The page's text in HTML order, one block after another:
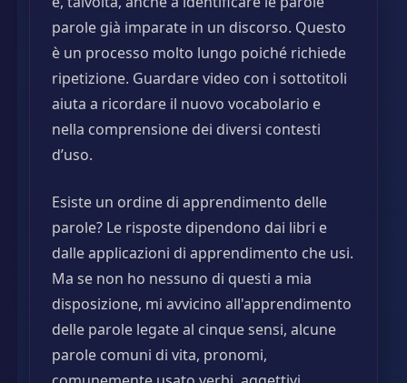
parole già imparate in un discorso. Questo
è un processo molto lungo poiché richiede
ripetizione. Guardare video con i sottotitoli
aiuta a ricordare il nuovo vocabolario e
nella comprensione dei diversi contesti
d’uso.
Esiste un ordine di apprendimento delle
parole? Le risposte dipendono dai libri e
dalle applicazioni di apprendimento che usi.
Ma se non ho nessuno di questi a mia
disposizione, mi avvicino all'apprendimento
delle parole legate al cinque sensi, alcune
parole comuni di vita, pronomi,